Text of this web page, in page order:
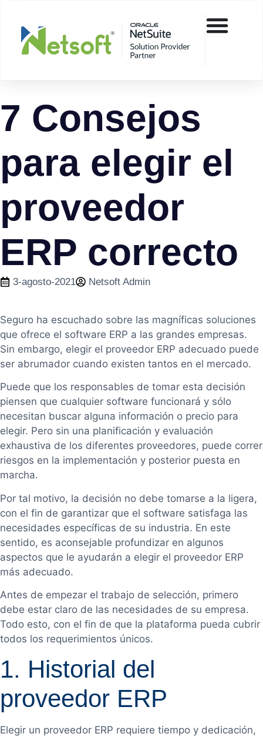
7 Consejos
para elegir el
proveedor
ERP correcto
3-agosto-2021 Netsoft Admin
Seguro ha escuchado sobre las magníficas soluciones
que ofrece el software ERP a las grandes empresas.
Sin embargo, elegir el proveedor ERP adecuado puede
ser abrumador cuando existen tantos en el mercado.
Puede que los responsables de tomar esta decisión
piensen que cualquier software funcionará y sólo
necesitan buscar alguna información o precio para
elegir. Pero sin una planificación y evaluación
exhaustiva de los diferentes proveedores, puede correr
riesgos en la implementación y posterior puesta en
marcha.
Por tal motivo, la decisión no debe tomarse a la ligera,
con el fin de garantizar que el software satisfaga las
necesidades específicas de su industria. En este
sentido, es aconsejable profundizar en algunos
aspectos que le ayudarán a elegir el proveedor ERP
más adecuado.
Antes de empezar el trabajo de selección, primero
debe estar claro de las necesidades de su empresa.
Todo esto, con el fin de que la plataforma pueda cubrir
todos los requerimientos únicos.
1. Historial del
proveedor ERP
Elegir un proveedor ERP requiere tiempo y dedicación,